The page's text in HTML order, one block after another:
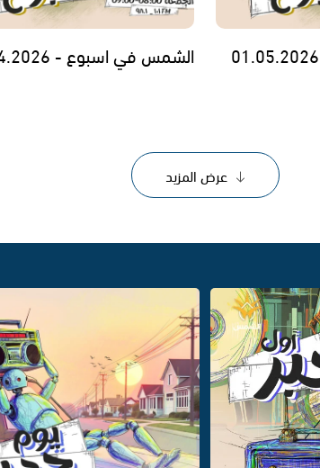
الشمس في اسبوع - 24.04.2026
عرض المزيد